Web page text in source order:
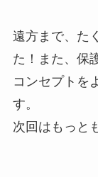
遠方まで、た
た！また、保
コンセプトを
す。
次回はもっと